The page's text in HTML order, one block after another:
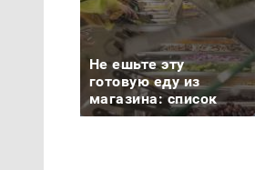
Не ешьте эту
готовую еду из
магазина: список